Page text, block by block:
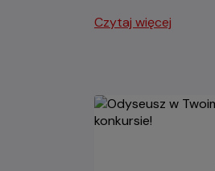
Czytaj więcej